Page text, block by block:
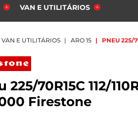
VAN E UTILITÁRIOS
VAN E UTILITÁRIOS ARO 15 PNEU 225/
225/70R15C 112/
Firestone